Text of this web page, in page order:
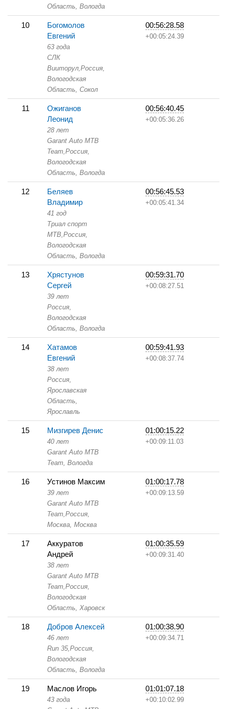
Область, Вологда
10
Богомолов
Евгений
63 года
СЛК
Вииторул,Россия,
Вологодская
Область, Сокол
00:56:28.58
+00:05:24.39
11
Ожиганов
Леонид
28 лет
Garant Auto МТB
Team,Россия,
Вологодская
Область, Вологда
00:56:40.45
+00:05:36.26
12
Беляев
Владимир
41 год
Триал спорт
МТВ,Россия,
Вологодская
Область, Вологда
00:56:45.53
+00:05:41.34
13
Хрястунов
Сергей
39 лет
Россия,
Вологодская
Область, Вологда
00:59:31.70
+00:08:27.51
14
Хатамов
Евгений
38 лет
Россия,
Ярославская
Область,
Ярославль
00:59:41.93
+00:08:37.74
15 Мизгирев Денис
40 лет
Garant Auto МТB
Team, Вологда
01:00:15.22
+00:09:11.03
16 Устинов Максим
39 лет
Garant Auto МТB
Team,Россия,
Москва, Москва
01:00:17.78
+00:09:13.59
17
Аккуратов
Андрей
38 лет
Garant Auto МТB
Team,Россия,
Вологодская
Область, Харовск
01:00:35.59
+00:09:31.40
18 Добров Алексей
46 лет
Run 35,Россия,
Вологодская
Область, Вологда
01:00:38.90
+00:09:34.71
19 Маслов Игорь
43 года
01:01:07.18
+00:10:02.99